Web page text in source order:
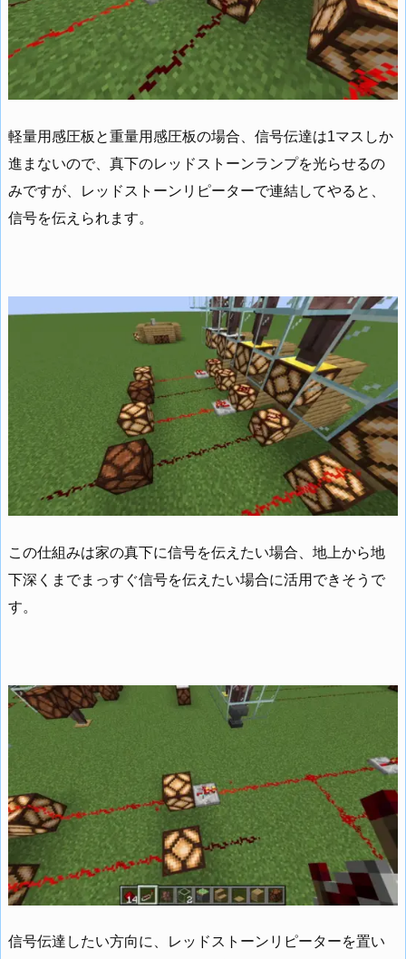
軽量用感圧板と重量用感圧板の場合、信号伝達は1マスしか
進まないので、真下のレッドストーンランプを光らせるの
みですが、レッドストーンリピーターで連結してやると、
信号を伝えられます。
この仕組みは家の真下に信号を伝えたい場合、地上から地
下深くまでまっすぐ信号を伝えたい場合に活用できそうで
す。
信号伝達したい方向に、レッドストーンリピーターを置い